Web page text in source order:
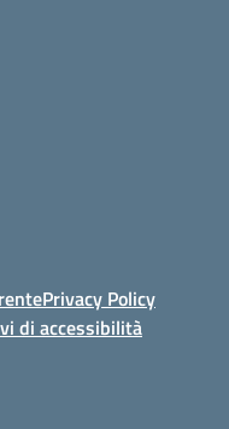
Privacy Policy
di accessibilità